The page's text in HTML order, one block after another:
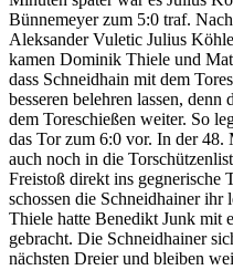
Bünnemeyer zum 5:0 traf.
Aleksander Vuletic Julius
kamen Dominik Thiele und
dass Schneidhain mit dem
besseren belehren lassen,
dem Toreschießen weiter. So
das Tor zum 6:0 vor. In der
auch noch in die
Freistoß direkt ins gegnerische
schossen die Schneidhainer
Thiele hatte Benedikt Junk mit
gebracht. Die Schneidhainer
nächsten Dreier und bleiben